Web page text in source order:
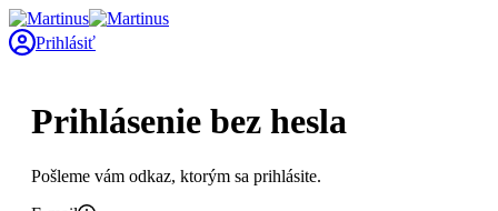
Prihlásiť
Prihlásenie bez hesla
Pošleme vám odkaz, ktorým sa prihlásite.